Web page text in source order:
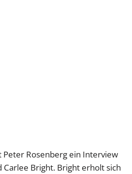
Peter Rosenberg ein Interview
Carlee Bright. Bright erholt sich